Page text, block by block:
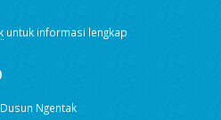
untuk informasi lengkap
Ngentak